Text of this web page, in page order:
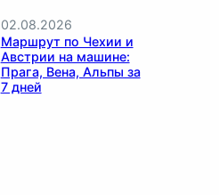
02.08.2026
Маршрут по Чехии и
Австрии на машине:
Прага, Вена, Альпы за
7 дней